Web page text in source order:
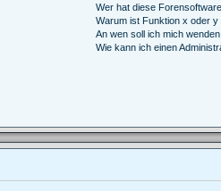
Wer hat diese
Warum ist Funktion x oder y
An wen soll ich mich
Wie kann ich einen